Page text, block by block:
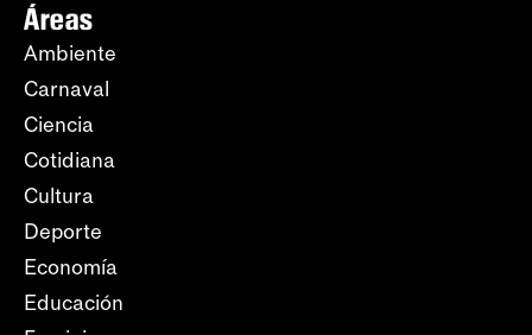
Áreas
Ambiente
Carnaval
Ciencia
Cotidiana
Cultura
Deporte
Economía
Educación